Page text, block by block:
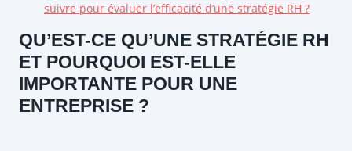
suivre pour évaluer l’efficacité d’une stratégie RH ?
QU’EST-CE QU’UNE STRATÉGIE RH
ET POURQUOI EST-ELLE
IMPORTANTE POUR UNE
ENTREPRISE ?